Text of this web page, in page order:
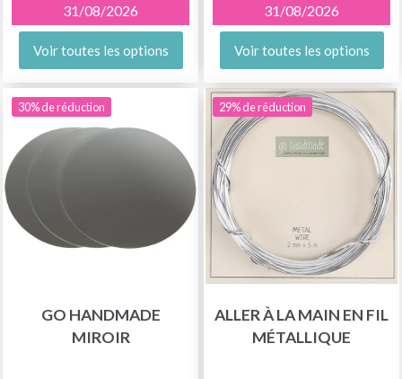
31/08/2026
Voir toutes les options
31/08/2026
Voir toutes les options
30% de réduction
GO HANDMADE
MIROIR
29% de réduction
ALLER À LA MAIN EN FIL
MÉTALLIQUE